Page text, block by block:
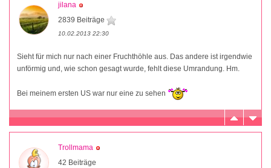
jilana
2839 Beiträge
10.02.2013 22:30
Sieht für mich nur nach einer Fruchthöhle aus. Das andere ist irgendwie
unförmig und, wie schon gesagt wurde, fehlt diese Umrandung. Hm.
Bei meinem ersten US war nur eine zu sehen
Trollmama
42 Beiträge